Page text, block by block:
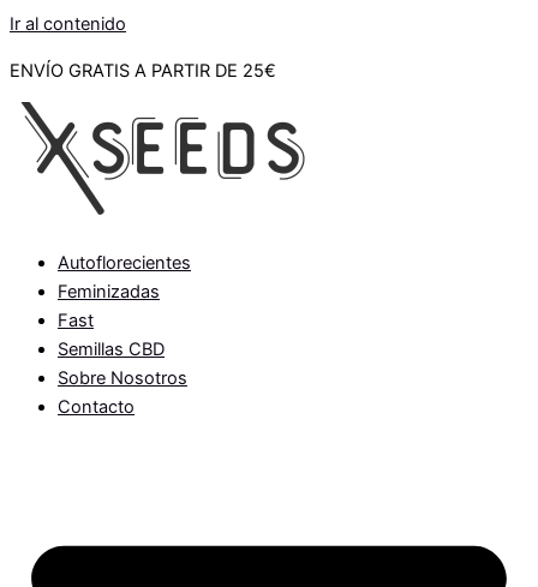
Ir al contenido
ENVÍO GRATIS A PARTIR DE 25€
Autoflorecientes
Feminizadas
Fast
Semillas CBD
Sobre Nosotros
Contacto